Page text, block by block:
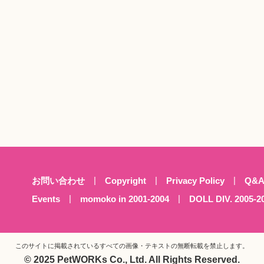
お問い合わせ Copyright Privacy Policy
Q&A
Events
momoko in 2001-2004 DOLL DIV. 2005-
このサイトに掲載されているすべての画像・テキストの無断転載を禁止します。
© 2025 PetWORKs Co., Ltd. All Rights Reserved.